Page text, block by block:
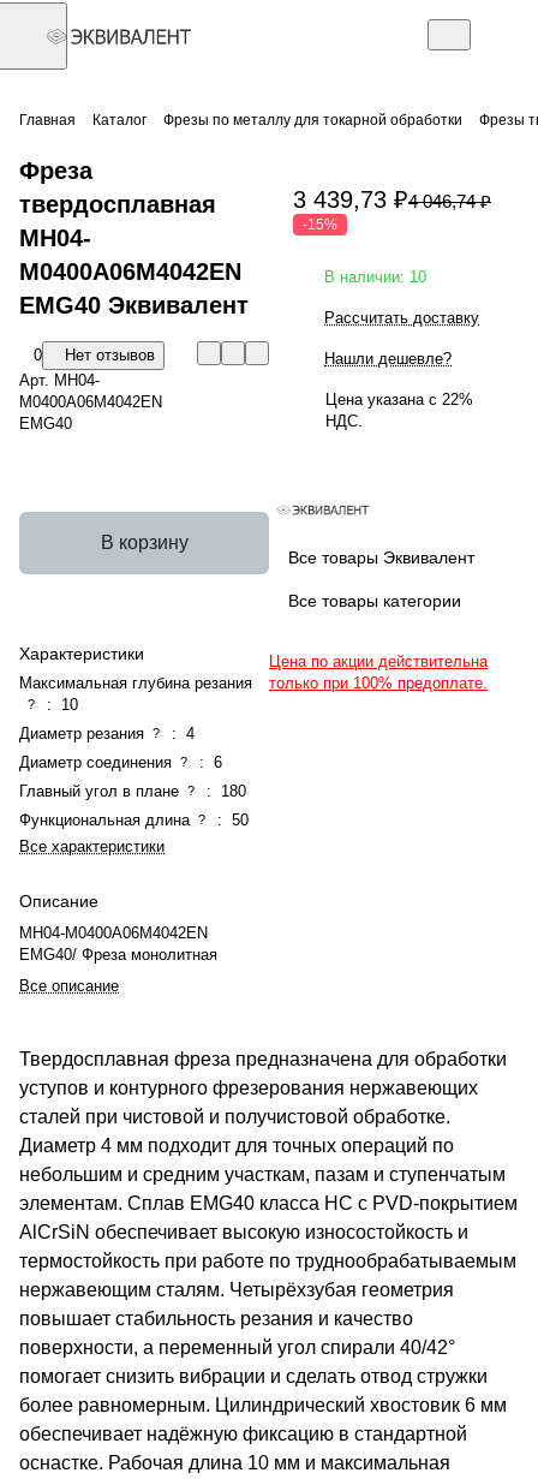
Главная Каталог Фрезы по металлу для токарной обработки Фрезы
Фреза
твердосплавная
MH04-
M0400A06M4042EN
EMG40 Эквивалент
0
Нет отзывов
Арт. MH04-
M0400A06M4042EN
EMG40
В корзину
Характеристики
Максимальная глубина резания
? :
10
Диаметр резания ? : 4
Диаметр соединения ? : 6
Главный угол в плане ? :
180
Функциональная длина ? : 50
Все характеристики
Описание
MH04-M0400A06M4042EN
EMG40/ Фреза монолитная
Все описание
3 439,73 ₽4 046,74 ₽
-15%
В наличии: 10
Рассчитать доставку
Нашли дешевле?
Цена указана с 22%
НДС.
Все товары Эквивалент
Все товары категории
Цена по акции действительна
только при 100% предоплате.
Твердосплавная фреза предназначена для обработки
уступов и контурного фрезерования нержавеющих
сталей при чистовой и получистовой обработке.
Диаметр 4 мм подходит для точных операций по
небольшим и средним участкам, пазам и ступенчатым
элементам. Сплав EMG40 класса HC с PVD-покрытием
AlCrSiN обеспечивает высокую износостойкость и
термостойкость при работе по труднообрабатываемым
нержавеющим сталям. Четырёхзубая геометрия
повышает стабильность резания и качество
поверхности, а переменный угол спирали 40/42°
помогает снизить вибрации и сделать отвод стружки
более равномерным. Цилиндрический хвостовик 6 мм
обеспечивает надёжную фиксацию в стандартной
оснастке. Рабочая длина 10 мм и максимальная